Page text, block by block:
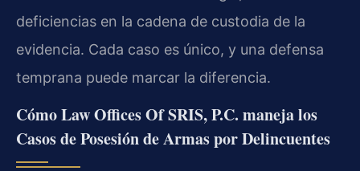
deficiencias en la cadena de custodia de la
evidencia. Cada caso es único, y una defensa
temprana puede marcar la diferencia.
Cómo Law Offices Of SRIS, P.C. maneja los
Casos de Posesión de Armas por Delincuentes